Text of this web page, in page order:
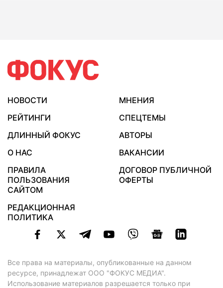
НОВОСТИ
МНЕНИЯ
РЕЙТИНГИ
СПЕЦТЕМЫ
ДЛИННЫЙ ФОКУС
АВТОРЫ
О НАС
ВАКАНСИИ
ПРАВИЛА
ПОЛЬЗОВАНИЯ
САЙТОМ
ДОГОВОР ПУБЛИЧНОЙ
ОФЕРТЫ
РЕДАКЦИОННАЯ
ПОЛИТИКА
Все права на материалы, опубликованные на данном
ресурсе, принадлежат ООО "ФОКУС МЕДИА".
Использование материалов разрешается только при